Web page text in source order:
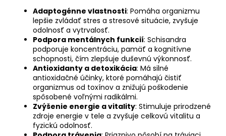
Adaptogénne vlastnosti: Pomáha organizmu
lepšie zvládať stres a stresové situácie, zvyšuje
odolnosť a vytrvalosť.
Podpora mentálnych funkcií: Schisandra
podporuje koncentráciu, pamäť a kognitívne
schopnosti, čím zlepšuje duševnú výkonnosť.
Antioxidanty a detoxikácia: Má silné
antioxidačné účinky, ktoré pomáhajú čistiť
organizmus od toxínov a znižujú poškodenie
spôsobené voľnými radikálmi.
Zvýšenie energie a vitality: Stimuluje prirodzené
zdroje energie v tele a zvyšuje celkovú vitalitu a
fyzickú odolnosť.